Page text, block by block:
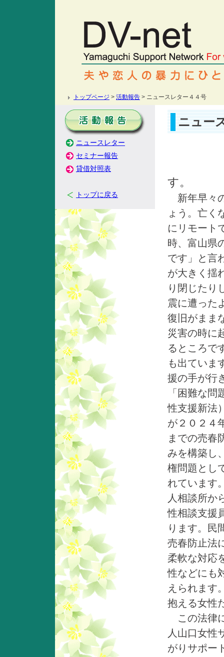
トップページ > 活動報告 > ニュースレター４４号
ニュースレター
セミナー報告
貸借対照表
トップに戻る
ニュー
す。
新年早々
ょう。亡く
にリモート
時、富山県
です」と言
が大きく揺
り閉じたり
震に遭った
復旧がまま
災害の時に
るところで
も出ていま
援の手が行
「困難な
性支援新法
が２０２４
までの売春
みを構築し
権問題とし
れています
人相談所か
性相談支援
ります。民
売春防止法
柔軟な対応
性などにも
えられます
抱える女性
この法律
人山口女性
がりサポー